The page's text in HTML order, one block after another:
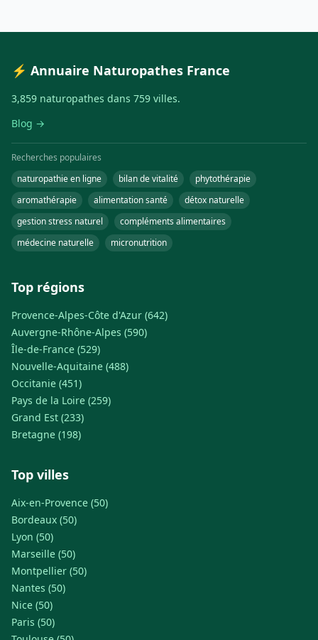
⚡ Annuaire Naturopathes France
3,859 naturopathes dans 759 villes.
Blog →
Recherches populaires
naturopathie en ligne
bilan de vitalité
phytothérapie
aromathérapie
alimentation santé
détox naturelle
gestion stress naturel
compléments alimentaires
médecine naturelle
micronutrition
Top régions
Provence-Alpes-Côte d'Azur (642)
Auvergne-Rhône-Alpes (590)
Île-de-France (529)
Nouvelle-Aquitaine (488)
Occitanie (451)
Pays de la Loire (259)
Grand Est (233)
Bretagne (198)
Top villes
Aix-en-Provence (50)
Bordeaux (50)
Lyon (50)
Marseille (50)
Montpellier (50)
Nantes (50)
Nice (50)
Paris (50)